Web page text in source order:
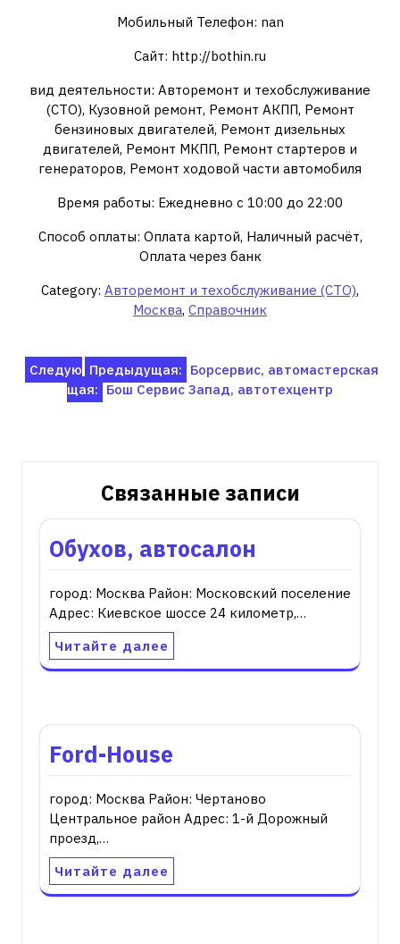
Мобильный Телефон: nan
Сайт: http://bothin.ru
вид деятельности: Авторемонт и техобслуживание
(СТО), Кузовной ремонт, Ремонт АКПП, Ремонт
бензиновых двигателей, Ремонт дизельных
двигателей, Ремонт МКПП, Ремонт стартеров и
генераторов, Ремонт ходовой части автомобиля
Время работы: Ежедневно с 10:00 до 22:00
Способ оплаты: Оплата картой, Наличный расчёт,
Оплата через банк
Category: Авторемонт и техобслуживание (СТО),
Москва, Справочник
Навигация
Предыдущая: Борсервис, автомастерская
Следую
щая: Бош Сервис Запад, автотехцентр
Связанные записи
Обухов, автосалон
город: Москва Район: Московский поселение
Адрес: Киевское шоссе 24 километр,…
Читайте далее
Ford-House
город: Москва Район: Чертаново
Центральное район Адрес: 1-й Дорожный
проезд,…
Читайте далее